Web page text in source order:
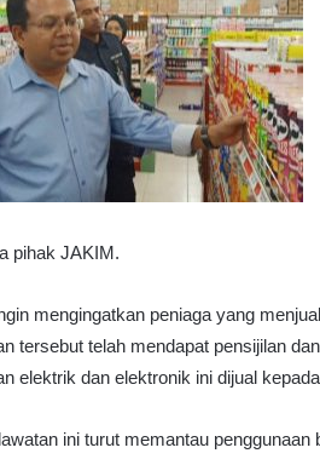
pihak JAKIM.
mengingatkan peniaga yang
tersebut telah mendapat pensijilan
elektrik dan elektronik ini dijual
ini turut memantau